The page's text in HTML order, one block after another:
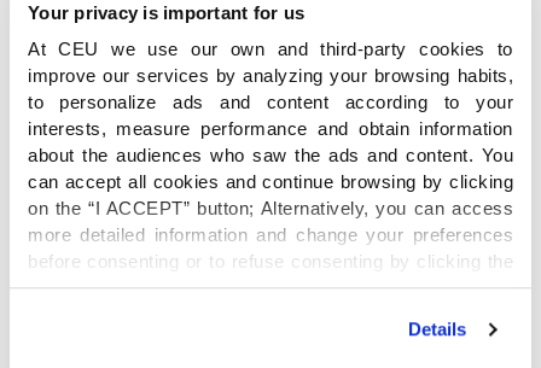
Your privacy is important for us
At CEU we use our own and third-party cookies to
improve our services by analyzing your browsing habits,
to personalize ads and content according to your
interests, measure performance and obtain information
about the audiences who saw the ads and content. You
can accept all cookies and continue browsing by clicking
on the “I ACCEPT” button; Alternatively, you can access
more detailed information and change your preferences
before consenting or to refuse consenting by clicking the
"Personalize" button. For more information you can visit
Details
nuestro ser y sentir, con nuestra misión vital
particular. Significa llegar mucho más allá de
nosotros mismos, trascendiéndonos: entraña
aportar valor a la sociedad, ayudándola a
crecer, aunque sólo sea una micra más.
Para llegar a ser verdaderamente felices
debemos ser lo más parecidos a entregados
jardineros que riegan, a diario, las semillas de las
emociones ylos afectos positivospara que
echen raíces sanas y fuertes. De esos que no